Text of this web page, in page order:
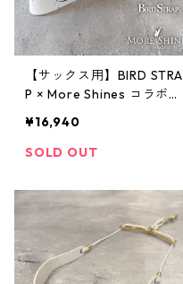
【サックス用】BIRD STRA
P × More Shines コラボモ
¥16,940
SOLD OUT